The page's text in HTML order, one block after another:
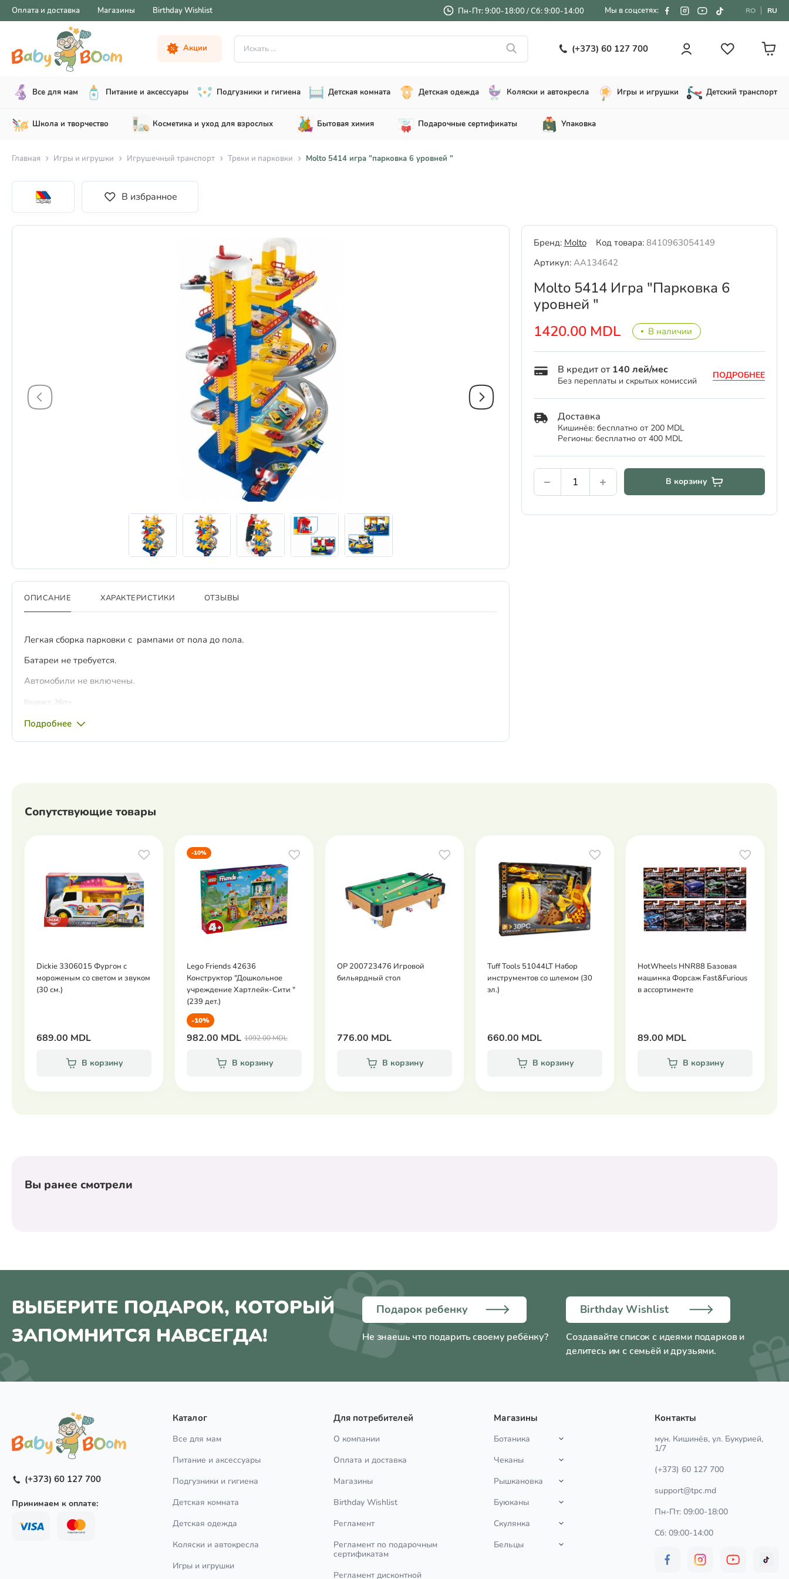
Оплата и доставка Магазины Birthday Wishlist Пн-Пт: 9:00-18:00 / Сб: 9:00-14:00 Мы в соцсетях: RO RU
Акции (+373) 60 127 700
Все для мам Питание и аксессуары Подгузники и гигиена Детская комната Детская одежда Коляски и автокресла Игры и игрушки Детский транспорт
Школа и творчество Косметика и уход для взрослых Бытовая химия Подарочные сертификаты Упаковка
Главная Игры и игрушки Игрушечный транспорт Треки и парковки Molto 5414 игра "парковка 6 уровней "
В избранное
Бренд: Molto Код товара: 8410963054149
Артикул: AA134642
Molto 5414 Игра "Парковка 6
уровней "
1420.00 MDL
В наличии
В кредит от140 лей/мес
Без переплаты и скрытых комиссий
ПОДРОБНЕЕ
Доставка
Кишинёв: бесплатно от 200 MDL
Регионы: бесплатно от 400 MDL
В корзину
ОПИСАНИЕ ХАРАКТЕРИСТИКИ ОТЗЫВЫ
Легкая сборка парковки с рампами от пола до пола.
Батареи не требуется.
Автомобили не включены.
Возраст: 36m+
Подробнее
Сопутствующие товары
Dickie 3306015 Фургон с
мороженым со светом и звуком
(30 см.)
689.00 MDL
В корзину
-10%
Lego Friends 42636
Конструктор "Дошкольное
учреждение Хартлейк-Сити "
(239 дет.)
-10%
982.00 MDL 1092.00 MDL
В корзину
OP 200723476 Игровой
бильярдный стол
776.00 MDL
В корзину
Tuff Tools 51044LT Набор
инструментов со шлемом (30
эл.)
660.00 MDL
В корзину
HotWheels HNR88 Базовая
машинка Форсаж Fast&Furious
в ассортименте
89.00 MDL
В корзину
Вы ранее смотрели
ВЫБЕРИТЕ ПОДАРОК, КОТОРЫЙ
ЗАПОМНИТСЯ НАВСЕГДА!
Подарок ребенку
Не знаешь что подарить своему ребёнку?
Birthday Wishlist
Создавайте список с идеями подарков и
делитесь им с семьёй и друзьями.
(+373) 60 127 700
Принимаем к оплате:
Каталог
Все для мам
Питание и аксессуары
Подгузники и гигиена
Детская комната
Детская одежда
Коляски и автокресла
Игры и игрушки
Для потребителей
О компании
Оплата и доставка
Магазины
Birthday Wishlist
Регламент
Регламент по подарочным
сертификатам
Регламент дисконтной
Магазины
Ботаника
Чеканы
Рышкановка
Буюканы
Скулянка
Бельцы
Контакты
мун. Кишинёв, ул. Букурией,
1/7
(+373) 60 127 700
support@tpc.md
Пн-Пт: 09:00-18:00
Сб: 09:00-14:00